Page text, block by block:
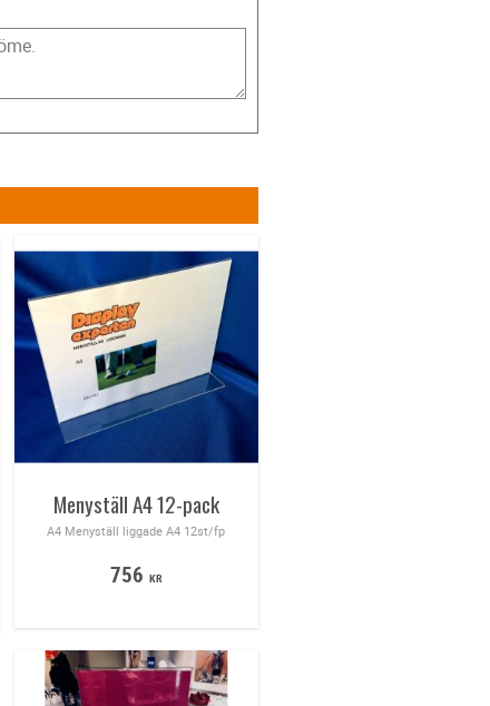
Menyställ A4 12-pack
A4 Menyställ liggade A4 12st/fp
756 KR